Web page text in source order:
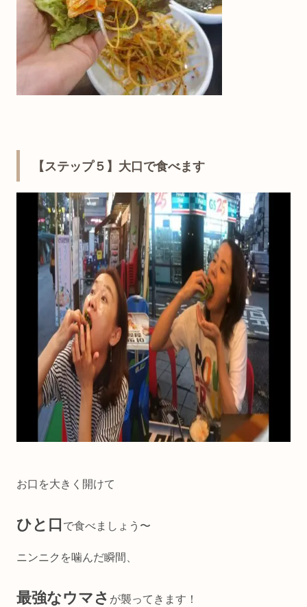
【ステップ５】大口で食べます
お口を大きく開けて
ひと口 で食べましょう〜
ニンニクを噛んだ瞬間、
最強なウマさ が襲ってきます！